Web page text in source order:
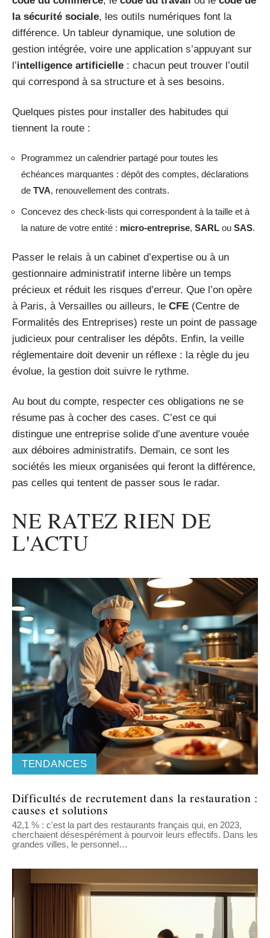
la sécurité sociale, les outils numériques font la
différence. Un tableur dynamique, une solution de
gestion intégrée, voire une application s’appuyant sur
l’intelligence artificielle : chacun peut trouver l’outil
qui correspond à sa structure et à ses besoins.
Quelques pistes pour installer des habitudes qui
tiennent la route :
Programmez un calendrier partagé pour toutes les
échéances marquantes : dépôt des comptes, déclarations
de TVA, renouvellement des contrats.
Concevez des check-lists qui correspondent à la taille et à
la nature de votre entité : micro-entreprise, SARL ou SAS.
Passer le relais à un cabinet d’expertise ou à un
gestionnaire administratif interne libère un temps
précieux et réduit les risques d’erreur. Que l’on opère
à Paris, à Versailles ou ailleurs, le CFE (Centre de
Formalités des Entreprises) reste un point de passage
judicieux pour centraliser les dépôts. Enfin, la veille
réglementaire doit devenir un réflexe : la règle du jeu
évolue, la gestion doit suivre le rythme.
Au bout du compte, respecter ces obligations ne se
résume pas à cocher des cases. C’est ce qui
distingue une entreprise solide d’une aventure vouée
aux déboires administratifs. Demain, ce sont les
sociétés les mieux organisées qui feront la différence,
pas celles qui tentent de passer sous le radar.
NE RATEZ RIEN DE
L'ACTU
TENDANCES
Difficultés de recrutement dans la restauration :
causes et solutions
42,1 % : c'est la part des restaurants français qui, en 2023,
cherchaient désespérément à pourvoir leurs effectifs. Dans les
grandes villes, le personnel…